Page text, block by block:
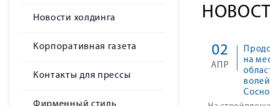
Новости холдинга
Корпоративная газета
Контакты для прессы
на
02
АПР